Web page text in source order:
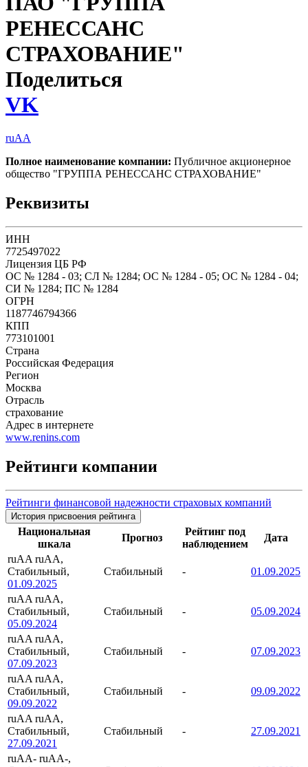
РЕНЕССАНС
СТРАХОВАНИЕ"
Поделиться
VK
ruAA
Полное наименование компании: Публичное акционерное
общество "ГРУППА РЕНЕССАНС СТРАХОВАНИЕ"
Реквизиты
ИНН
7725497022
Лицензия ЦБ РФ
ОС № 1284 - 03; СЛ № 1284; ОС № 1284 - 05; ОС № 1284 - 04;
СИ № 1284; ПС № 1284
ОГРН
1187746794366
КПП
773101001
Страна
Российская Федерация
Регион
Москва
Отрасль
страхование
Адрес в интернете
www.renins.com
Рейтинги компании
Рейтинги финансовой надежности страховых компаний
История присвоения рейтинга
Национальная
шкала
Прогноз
Рейтинг под
наблюдением
Дата
ruAA ruAA,
Стабильный,
01.09.2025
Стабильный - 01.09.2025
ruAA ruAA,
Стабильный,
05.09.2024
Стабильный - 05.09.2024
ruAA ruAA,
Стабильный,
07.09.2023
Стабильный - 07.09.2023
ruAA ruAA,
Стабильный,
09.09.2022
Стабильный - 09.09.2022
ruAA ruAA,
Стабильный,
27.09.2021
Стабильный - 27.09.2021
ruAA- ruAA-,